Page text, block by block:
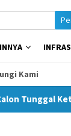
Kami
Ketua Golkar